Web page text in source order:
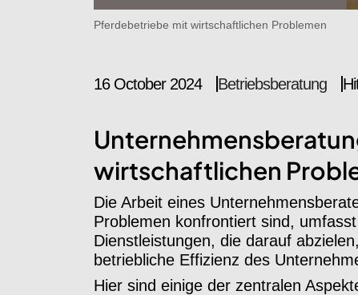
Pferdebetriebe mit wirtschaftlichen Problemen
16 October 2024 Betriebsberatung
wirtschaftlichen
Die Arbeit eines
Problemen konfrontiert sind,
Dienstleistungen, die darauf
betriebliche Effizienz des
Hier sind einige der zentralen